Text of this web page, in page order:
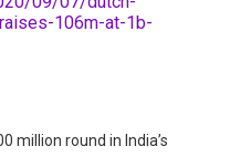
106m-at-1b-
million round in India’s